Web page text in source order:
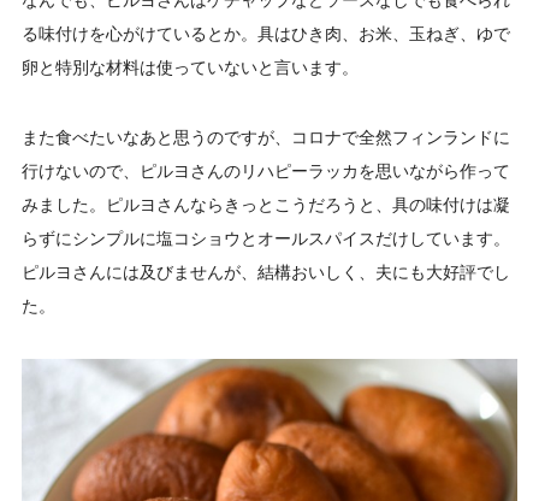
る味付けを心がけているとか。具はひき肉、お米、玉ねぎ、ゆで
卵と特別な材料は使っていないと言います。
また食べたいなあと思うのですが、コロナで全然フィンランドに
行けないので、ピルヨさんのリハピーラッカを思いながら作って
みました。ピルヨさんならきっとこうだろうと、具の味付けは凝
らずにシンプルに塩コショウとオールスパイスだけしています。
ピルヨさんには及びませんが、結構おいしく、夫にも大好評でし
た。